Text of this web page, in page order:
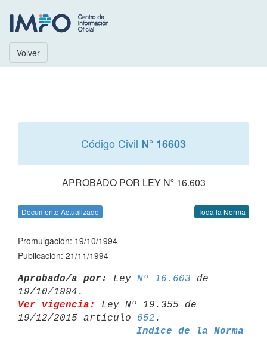
Volver
Código Civil N° 16603
APROBADO POR LEY Nº 16.603
Documento Actualizado Toda la Norma
Promulgación: 19/10/1994
Publicación: 21/11/1994
Aprobado/a por: Ley Nº 16.603 de
Ver vigencia:
Ley Nº 19.355 de
19/12/2015 artículo 652
Indice de la Norma